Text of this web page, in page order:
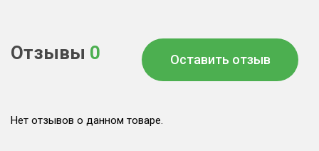
Отзывы 0 Оставить отзыв
Нет отзывов о данном товаре.